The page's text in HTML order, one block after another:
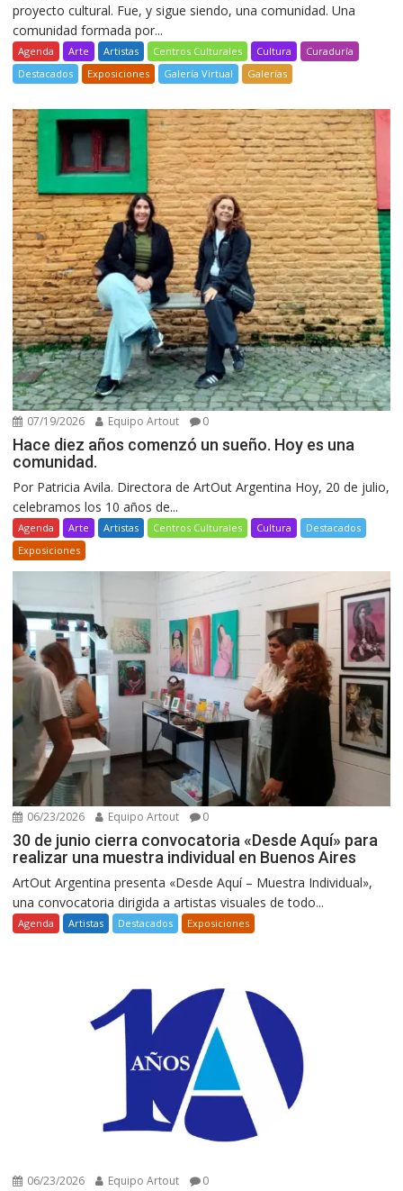
proyecto cultural. Fue, y sigue siendo, una comunidad. Una
comunidad formada por...
Agenda Arte Artistas Centros Culturales Cultura
Curaduría
Destacados
Exposiciones Galería Virtual Galerías
07/19/2026 Equipo Artout 0
Hace diez años comenzó un sueño. Hoy es una
comunidad.
Por Patricia Avila. Directora de ArtOut Argentina Hoy, 20 de julio,
celebramos los 10 años de...
Agenda Arte Artistas Centros Culturales Cultura
Destacados
Exposiciones
06/23/2026 Equipo Artout 0
30 de junio cierra convocatoria «Desde Aquí» para
realizar una muestra individual en Buenos Aires
ArtOut Argentina presenta «Desde Aquí – Muestra Individual»,
una convocatoria dirigida a artistas visuales de todo...
Agenda Artistas Destacados Exposiciones
06/23/2026 Equipo Artout 0